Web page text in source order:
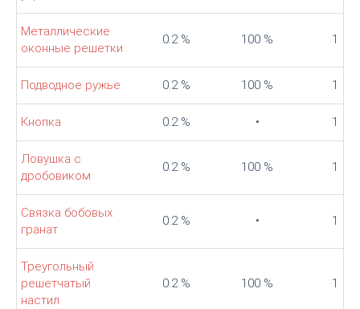
Металлические
оконные решетки
0.2 % 100 % 1
Подводное ружье 0.2 % 100 % 1
Кнопка 0.2 % • 1
Ловушка с
дробовиком
0.2 % 100 % 1
Связка бобовых
гранат
0.2 % • 1
Треугольный
решетчатый
настил
0.2 % 100 % 1